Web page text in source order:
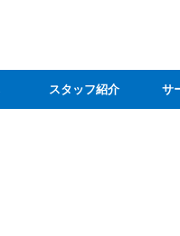
スタッフ紹介 サ